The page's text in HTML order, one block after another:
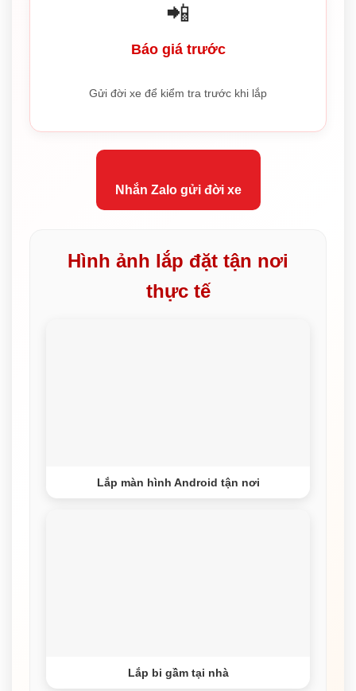
📲
Báo giá trước
Gửi đời xe để kiểm tra trước khi lắp
Nhắn Zalo gửi đời xe
Hình ảnh lắp đặt tận nơi
thực tế
Lắp màn hình Android tận nơi
Lắp bi gầm tại nhà